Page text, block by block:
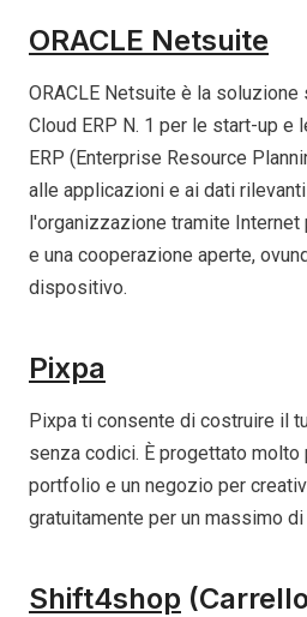
ORACLE Netsuite
ORACLE Netsuite è la
Cloud ERP N. 1 per le start-up e
ERP (Enterprise Resource
alle applicazioni e ai dati
l'organizzazione tramite Internet
e una cooperazione aperte,
dispositivo.
Pixpa
Pixpa ti consente di costruire il
senza codici. È progettato
portfolio e un negozio per
gratuitamente per un massimo di
Shift4shop